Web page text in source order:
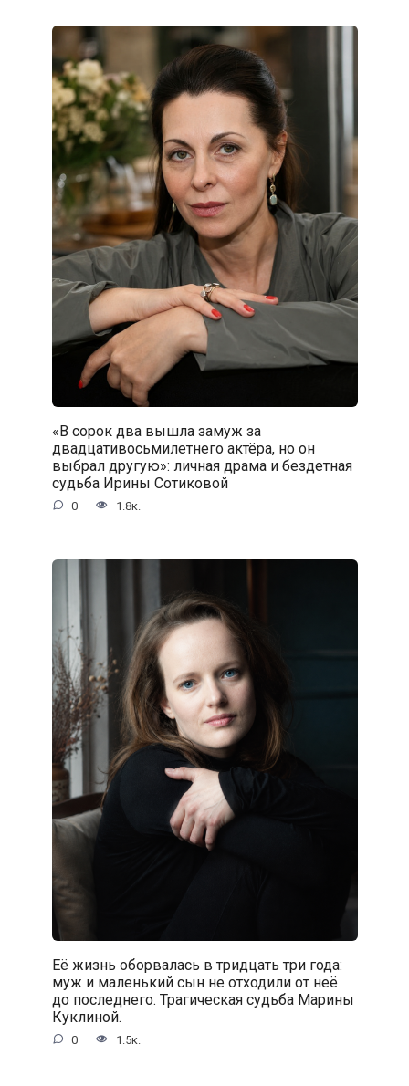
«В сорок два вышла замуж за
двадцативосьмилетнего актёра, но он
выбрал другую»: личная драма и бездетная
судьба Ирины Сотиковой
0 1.8к.
Её жизнь оборвалась в тридцать три года:
муж и маленький сын не отходили от неё
до последнего. Трагическая судьба Марины
Куклиной.
0 1.5к.